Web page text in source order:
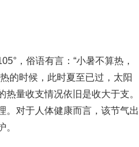
，俗语有言：“小暑不算热，
的时候，此时夏至已过，太阳
量收支情况依旧是收大于支。
。对于人体健康而言，该节气出
。